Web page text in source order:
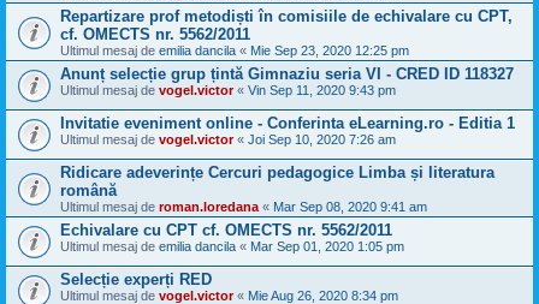
Repartizare prof metodiști în comisiile de echivalare cu CPT,
cf. OMECTS nr. 5562/2011
Ultimul mesaj de emilia dancila « Mie Sep 23, 2020 12:25 pm
Anunț selecție grup țintă Gimnaziu seria VI - CRED ID 118327
Ultimul mesaj de vogel.victor« Vin Sep 11, 2020 9:43 pm
Invitatie eveniment online - Conferinta eLearning.ro - Editia 1
Ultimul mesaj de vogel.victor« Joi Sep 10, 2020 7:26 am
Ridicare adeverințe Cercuri pedagogice Limba și literatura
română
Ultimul mesaj de roman.loredana « Mar Sep 08, 2020 9:41 am
Echivalare cu CPT cf. OMECTS nr. 5562/2011
Ultimul mesaj de emilia dancila « Mar Sep 01, 2020 1:05 pm
Selecție experți RED
Ultimul mesaj de vogel.victor« Mie Aug 26, 2020 8:34 pm